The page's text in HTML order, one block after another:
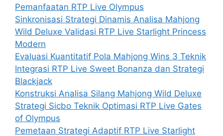
Pemanfaatan RTP Live Olympus
Sinkronisasi Strategi Dinamis Analisa Mahjong
Wild Deluxe Validasi RTP Live Starlight Princess
Modern
Evaluasi Kuantitatif Pola Mahjong Wins 3 Teknik
Integrasi RTP Live Sweet Bonanza dan Strategi
Blackjack
Konstruksi Analisa Silang Mahjong Wild Deluxe
Strategi Sicbo Teknik Optimasi RTP Live Gates
of Olympus
Pemetaan Strategi Adaptif RTP Live Starlight